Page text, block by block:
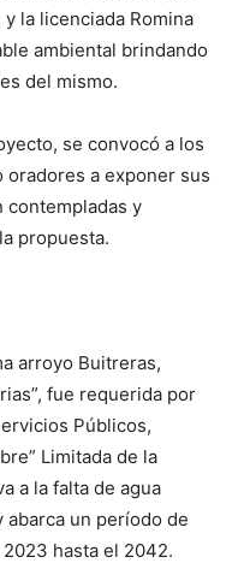
la licenciada Romina
ambiental brindando
del mismo.
se convocó a los
a exponer sus
contempladas y
propuesta.
arroyo Buitreras,
fue requerida por
Públicos,
Limitada de la
a la falta de agua
abarca un período de
hasta el 2042.